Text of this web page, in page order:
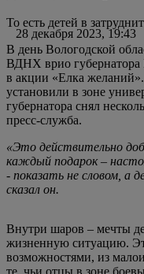
28 декабря 2023, 19:43
То есть детей в
В день Вологодской
ВДНХ врио губернатора
в акции «Елка
установили в зоне
губернатора снял
пресс-служба.
«Это действительно
каждый подарок –
- показать не словом, а
сказал он.
Внутри шаров – мечты
жизненную ситуацию.
возможностями, из
те, чьи отцы в зоне